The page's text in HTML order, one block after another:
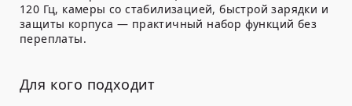
120 Гц, камеры со стабилизацией, быстрой зарядки и
защиты корпуса — практичный набор функций без
переплаты.
Для кого подходит